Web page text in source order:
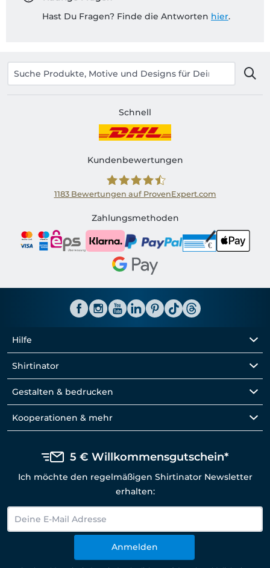
Hast Du Fragen? Finde die Antworten hier.
Schnell
Kundenbewertungen
Shirtinator AT
1183Bewertungen auf ProvenExpert.com
Zahlungsmethoden
Hilfe
Shirtinator
Gestalten & bedrucken
Kooperationen & mehr
5 € Willkommensgutschein*
Ich möchte den regelmäßigen Shirtinator Newsletter
erhalten:
Anmelden